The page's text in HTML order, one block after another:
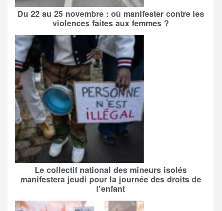
Du 22 au 25 novembre : où manifester contre les
violences faites aux femmes ?
Le collectif national des mineurs isolés
manifestera jeudi pour la journée des droits de
l’enfant